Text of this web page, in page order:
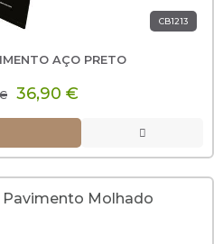
CB1213
AÇO PRETO
36,90 €